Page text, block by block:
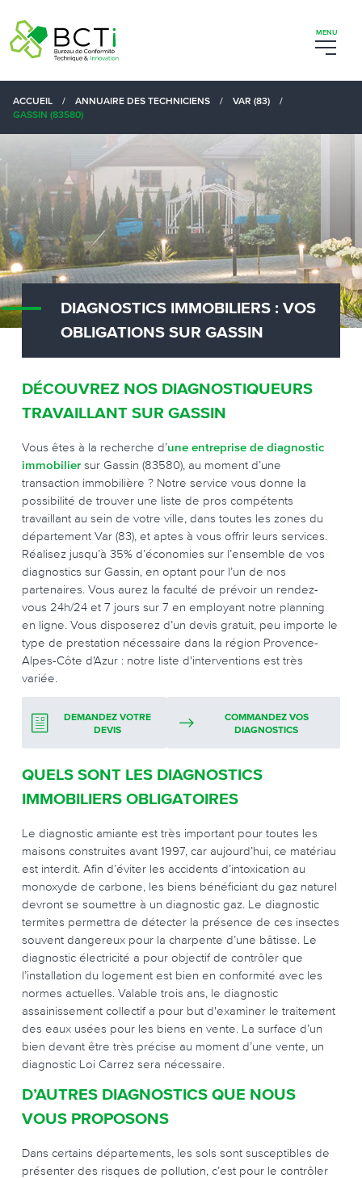
ACCUEIL / ANNUAIRE DES TECHNICIENS / VAR (83)
/
GASSIN (83580)
DIAGNOSTICS IMMOBILIERS : VOS
OBLIGATIONS SUR GASSIN
DÉCOUVREZ NOS DIAGNOSTIQUEURS
TRAVAILLANT SUR GASSIN
Vous êtes à la recherche d’une entreprise de diagnostic
immobilier sur Gassin (83580), au moment d’une
transaction immobilière ? Notre service vous donne la
possibilité de trouver une liste de pros compétents
travaillant au sein de votre ville, dans toutes les zones du
département Var (83), et aptes à vous offrir leurs services.
Réalisez jusqu’à 35% d’économies sur l’ensemble de vos
diagnostics sur Gassin, en optant pour l’un de nos
partenaires. Vous aurez la faculté de prévoir un rendez-
vous 24h/24 et 7 jours sur 7 en employant notre planning
en ligne. Vous disposerez d’un devis gratuit, peu importe le
type de prestation nécessaire dans la région Provence-
Alpes-Côte d'Azur : notre liste d'interventions est très
variée.
DEMANDEZ VOTRE
DEVIS
COMMANDEZ VOS
DIAGNOSTICS
QUELS SONT LES DIAGNOSTICS
IMMOBILIERS OBLIGATOIRES
Le diagnostic amiante est très important pour toutes les
maisons construites avant 1997, car aujourd’hui, ce matériau
est interdit. Afin d’éviter les accidents d’intoxication au
monoxyde de carbone, les biens bénéficiant du gaz naturel
devront se soumettre à un diagnostic gaz. Le diagnostic
termites permettra de détecter la présence de ces insectes
souvent dangereux pour la charpente d’une bâtisse. Le
diagnostic électricité a pour objectif de contrôler que
l’installation du logement est bien en conformité avec les
normes actuelles. Valable trois ans, le diagnostic
assainissement collectif a pour but d'examiner le traitement
des eaux usées pour les biens en vente. La surface d’un
bien devant être très précise au moment d’une vente, un
diagnostic Loi Carrez sera nécessaire.
D’AUTRES DIAGNOSTICS QUE NOUS
VOUS PROPOSONS
Dans certains départements, les sols sont susceptibles de
présenter des risques de pollution, c’est pour le contrôler